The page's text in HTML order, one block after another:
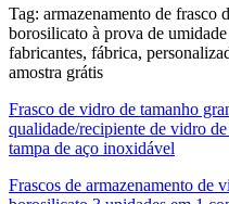
Tag: armazenamento de frasco
borosilicato à prova de
fabricantes, fábrica,
amostra grátis
Frasco de vidro de tamanho
qualidade/recipiente de vidro
tampa de aço inoxidável
Frascos de armazenamento de